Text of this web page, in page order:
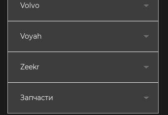
Volvo
Voyah
Zeekr
Запчасти